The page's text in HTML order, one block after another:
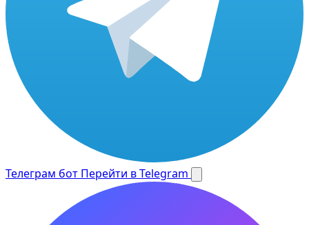
Телеграм бот Перейти в Telegram